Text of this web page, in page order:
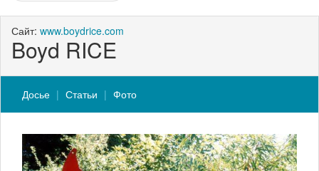
Сайт: www.boydrice.com
Boyd RICE
Досье Статьи Фото